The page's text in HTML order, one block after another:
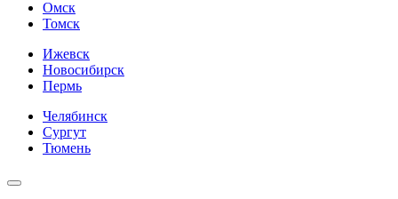
Омск
Томск
Ижевск
Новосибирск
Пермь
Челябинск
Сургут
Тюмень